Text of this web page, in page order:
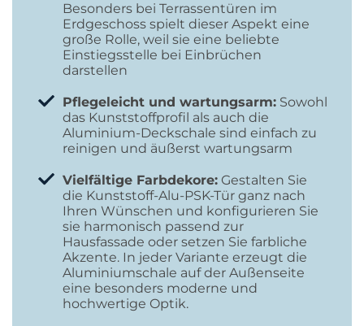
Besonders bei Terrassentüren im
Erdgeschoss spielt dieser Aspekt eine
große Rolle, weil sie eine beliebte
Einstiegsstelle bei Einbrüchen
darstellen
Pflegeleicht und wartungsarm: Sowohl
das Kunststoffprofil als auch die
Aluminium-Deckschale sind einfach zu
reinigen und äußerst wartungsarm
Vielfältige Farbdekore: Gestalten Sie
die Kunststoff-Alu-PSK-Tür ganz nach
Ihren Wünschen und konfigurieren Sie
sie harmonisch passend zur
Hausfassade oder setzen Sie farbliche
Akzente. In jeder Variante erzeugt die
Aluminiumschale auf der Außenseite
eine besonders moderne und
hochwertige Optik.